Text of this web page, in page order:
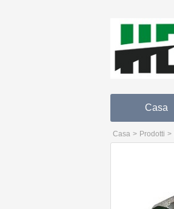
Casa
Casa > Prodotti >